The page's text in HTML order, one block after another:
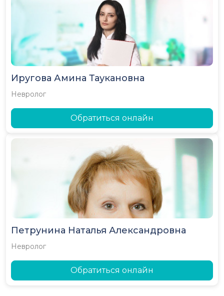
Иругова Амина Таукановна
Невролог
Обратиться онлайн
Петрунина Наталья Александровна
Невролог
Обратиться онлайн